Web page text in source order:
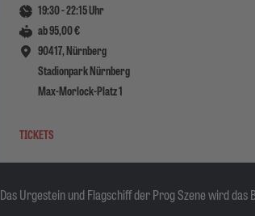
19:30-22:15Uhr
ab 95,00 €
90417, Nürnberg
Stadionpark Nürnberg
Max-Morlock-Platz 1
TICKETS
Das Urgestein und Flagschiff der Prog Szene wird